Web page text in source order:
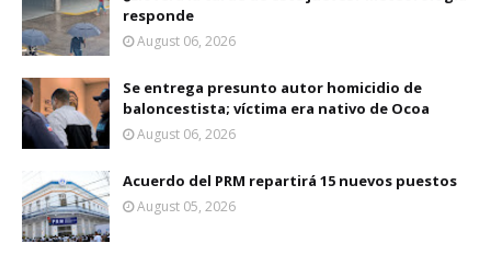
responde
August 06, 2026
Se entrega presunto autor homicidio de
baloncestista; víctima era nativo de Ocoa
August 06, 2026
Acuerdo del PRM repartirá 15 nuevos puestos
August 05, 2026